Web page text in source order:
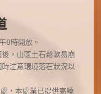
8時開放。
，山區土石鬆軟易崩
注意環境落石狀況以
，本處業已提供高繞